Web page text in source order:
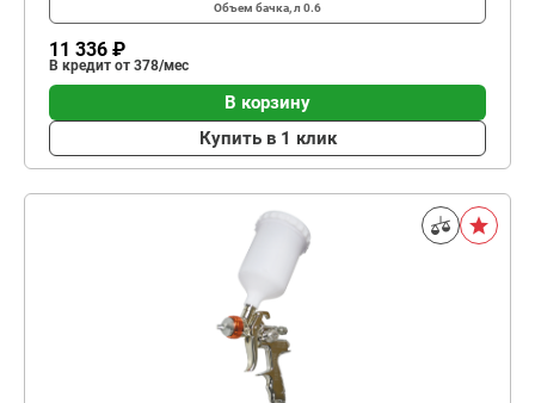
Объем бачка, л 0.6
11 336 ₽
В кредит от 378/мес
В корзину
Купить в 1 клик